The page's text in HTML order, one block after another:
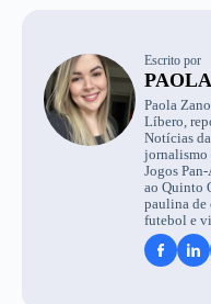
Escrito por
Paola
Líbero,
Notícias
jornalismo
Jogos
ao Quinto
paulina de
futebol e